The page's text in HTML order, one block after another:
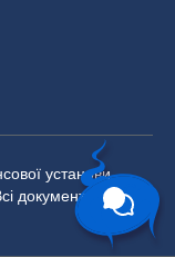
установи,
документи